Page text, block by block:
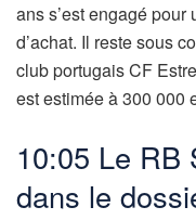
ans s’est engagé pour
d’achat. Il reste sous
club portugais CF
est estimée à 300 000
10:05 Le RB
dans le